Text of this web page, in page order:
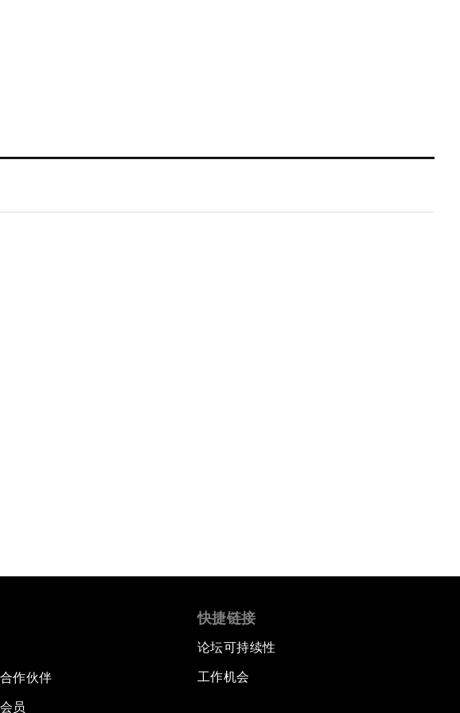
作伙伴
员
快捷链接
论坛可持续性
工作机会